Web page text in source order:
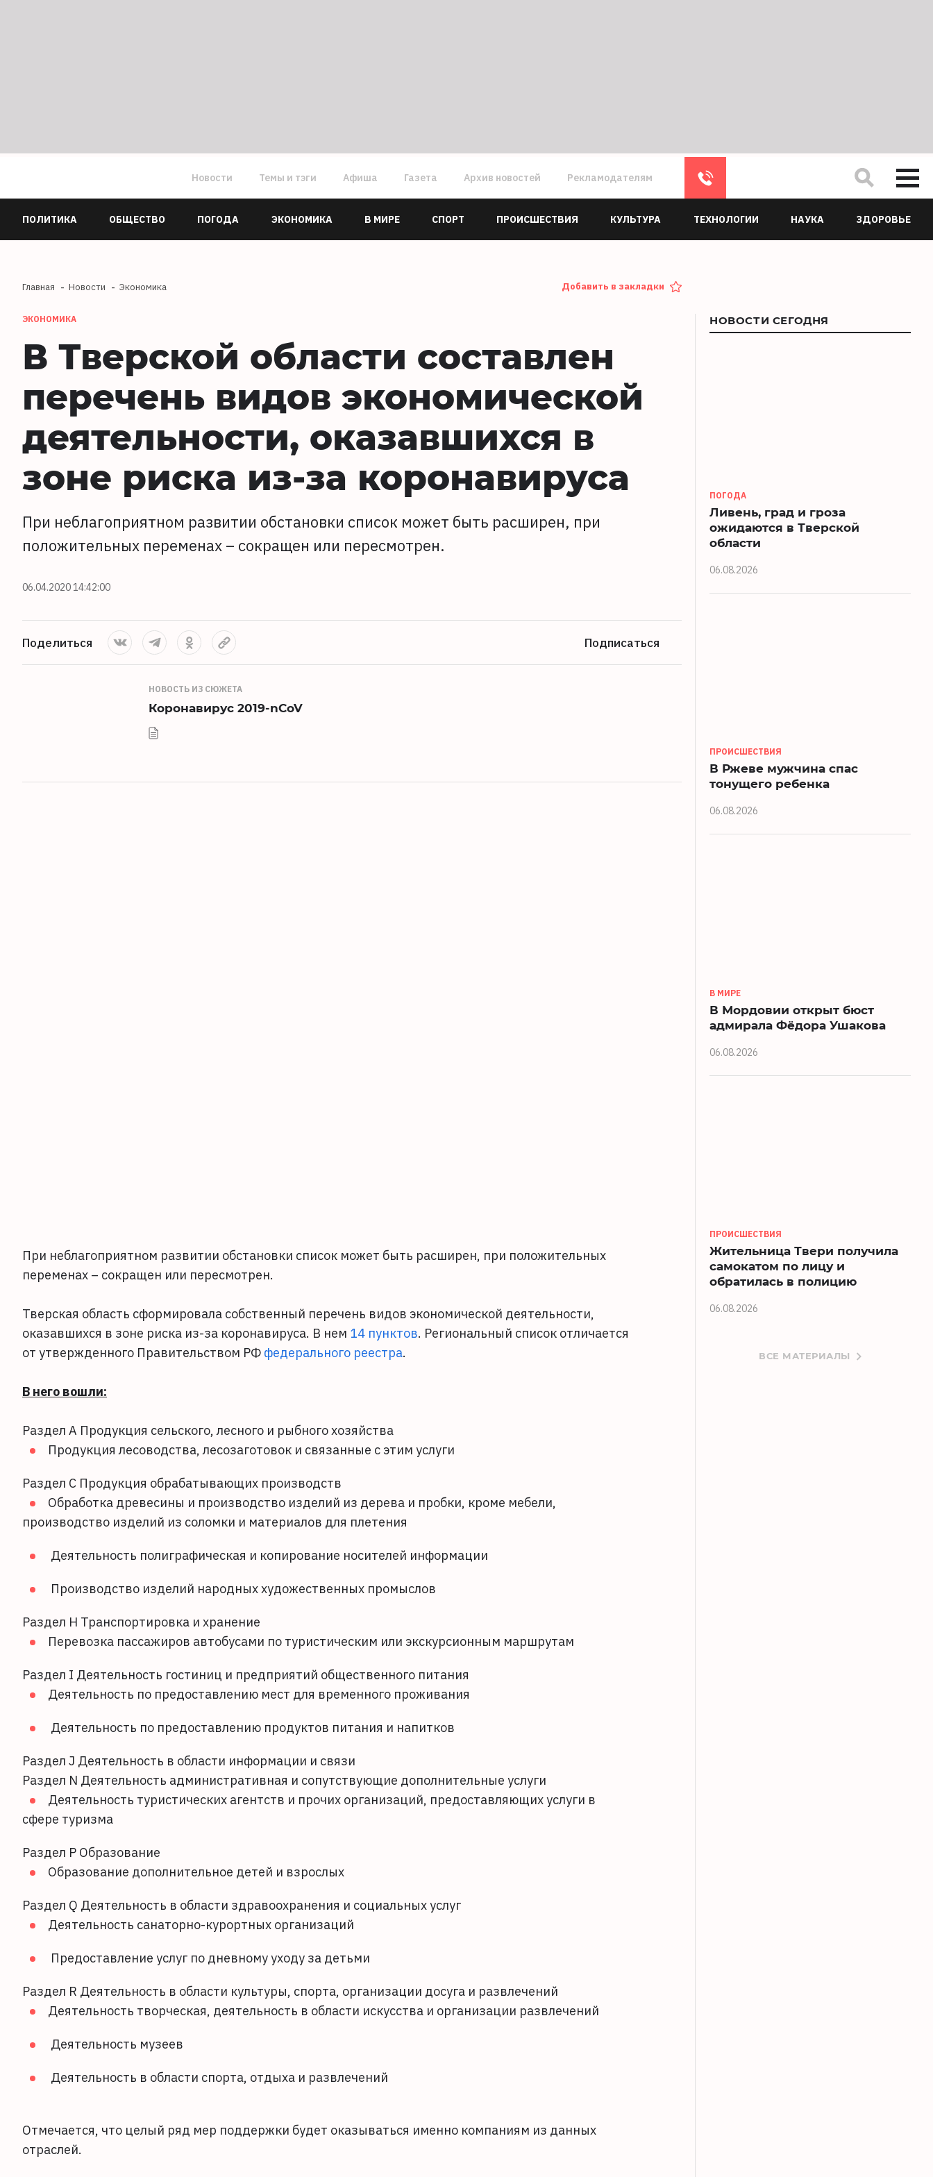
Новости Темы и тэги Афиша Газета Архив новостей Рекламодателям
ПОЛИТИКА ОБЩЕСТВО ПОГОДА ЭКОНОМИКА В МИРЕ СПОРТ ПРОИСШЕСТВИЯ КУЛЬТУРА ТЕХНОЛОГИИ НАУКА ЗДОРОВЬЕ
Главная Новости Экономика Добавить в закладки
ЭКОНОМИКА
В Тверской области составлен
перечень видов экономической
деятельности, оказавшихся в
зоне риска из-за коронавируса
При неблагоприятном развитии обстановки список может быть расширен, при
положительных переменах – сокращен или пересмотрен.
06.04.2020 14:42:00
Поделиться Подписаться
НОВОСТЬ ИЗ СЮЖЕТА
Коронавирус 2019-nCoV
При неблагоприятном развитии обстановки список может быть расширен, при положительных
переменах – сокращен или пересмотрен.
Тверская область сформировала собственный перечень видов экономической деятельности,
оказавшихся в зоне риска из-за коронавируса. В нем 14 пунктов. Региональный список отличается
от утвержденного Правительством РФ федерального реестра.
В него вошли:
Раздел A Продукция сельского, лесного и рыбного хозяйства
Продукция лесоводства, лесозаготовок и связанные с этим услуги
Раздел C Продукция обрабатывающих производств
Обработка древесины и производство изделий из дерева и пробки, кроме мебели,
производство изделий из соломки и материалов для плетения
Деятельность полиграфическая и копирование носителей информации
Производство изделий народных художественных промыслов
Раздел H Транспортировка и хранение
Перевозка пассажиров автобусами по туристическим или экскурсионным маршрутам
Раздел I Деятельность гостиниц и предприятий общественного питания
Деятельность по предоставлению мест для временного проживания
Деятельность по предоставлению продуктов питания и напитков
Раздел J Деятельность в области информации и связи
Раздел N Деятельность административная и сопутствующие дополнительные услуги
Деятельность туристических агентств и прочих организаций, предоставляющих услуги в
сфере туризма
Раздел P Образование
Образование дополнительное детей и взрослых
Раздел Q Деятельность в области здравоохранения и социальных услуг
Деятельность санаторно-курортных организаций
Предоставление услуг по дневному уходу за детьми
Раздел R Деятельность в области культуры, спорта, организации досуга и развлечений
Деятельность творческая, деятельность в области искусства и организации развлечений
Деятельность музеев
Деятельность в области спорта, отдыха и развлечений
Отмечается, что целый ряд мер поддержки будет оказываться именно компаниям из данных
отраслей.
НОВОСТИ СЕГОДНЯ
ПОГОДА
Ливень, град и гроза
ожидаются в Тверской
области
06.08.2026
ПРОИСШЕСТВИЯ
В Ржеве мужчина спас
тонущего ребенка
06.08.2026
В МИРЕ
В Мордовии открыт бюст
адмирала Фёдора Ушакова
06.08.2026
ПРОИСШЕСТВИЯ
Жительница Твери получила
самокатом по лицу и
обратилась в полицию
06.08.2026
ВСЕ МАТЕРИАЛЫ